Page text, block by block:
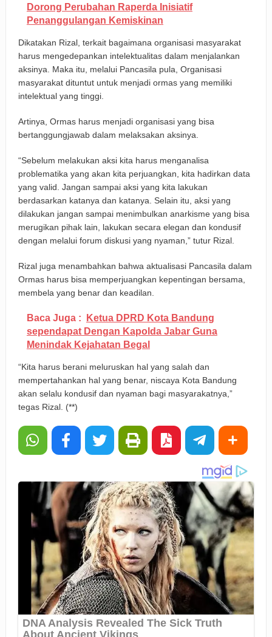
Dorong Perubahan Raperda Inisiatif
Penanggulangan Kemiskinan
Dikatakan Rizal, terkait bagaimana organisasi masyarakat
harus mengedepankan intelektualitas dalam menjalankan
aksinya. Maka itu, melalui Pancasila pula, Organisasi
masyarakat dituntut untuk menjadi ormas yang memiliki
intelektual yang tinggi.
Artinya, Ormas harus menjadi organisasi yang bisa
bertanggungjawab dalam melaksakan aksinya.
“Sebelum melakukan aksi kita harus menganalisa
problematika yang akan kita perjuangkan, kita hadirkan data
yang valid. Jangan sampai aksi yang kita lakukan
berdasarkan katanya dan katanya. Selain itu, aksi yang
dilakukan jangan sampai menimbulkan anarkisme yang bisa
merugikan pihak lain, lakukan secara elegan dan kondusif
dengan melalui forum diskusi yang nyaman,” tutur Rizal.
Rizal juga menambahkan bahwa aktualisasi Pancasila dalam
Ormas harus bisa memperjuangkan kepentingan bersama,
membela yang benar dan keadilan.
Baca Juga :
Ketua DPRD Kota Bandung
sependapat Dengan Kapolda Jabar Guna
Menindak Kejahatan Begal
“Kita harus berani meluruskan hal yang salah dan
mempertahankan hal yang benar, niscaya Kota Bandung
akan selalu kondusif dan nyaman bagi masyarakatnya,”
tegas Rizal. (**)